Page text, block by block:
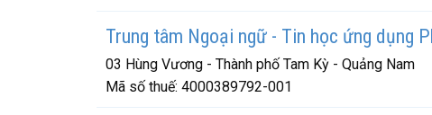
Trung tâm Ngoại ngữ - Tin học ứng dụng
03 Hùng Vương - Thành phố Tam Kỳ - Quảng Nam
Mã số thuế: 4000389792-001